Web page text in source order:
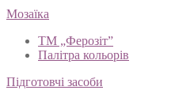
Мозаїка
ТМ „Ферозіт”
Палітра кольорів
Підготовчі засоби